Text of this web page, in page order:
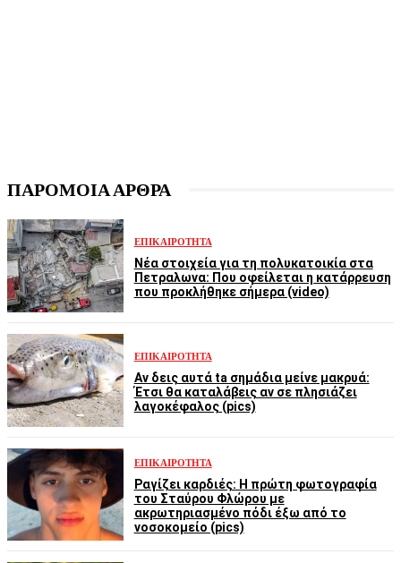
ΠΑΡΟΜΟΙΑ ΑΡΘΡΑ
ΕΠΙΚΑΙΡΌΤΗΤΑ
Νέα στοιχεία για τη πολυκατοικία στα
Πετραλωνα: Που οφείλεται η κατάρρευση
που προκλήθηκε σήμερα (video)
ΕΠΙΚΑΙΡΌΤΗΤΑ
Αν δεις αυτά ta σημάδια μείνε μακρυά:
Έτσι θα καταλάβεις αν σε πλησιάζει
λαγοκέφαλος (pics)
ΕΠΙΚΑΙΡΌΤΗΤΑ
Ραγίζει καρδιές: Η πρώτη φωτογραφία
του Σταύρου Φλώρου με
ακρωτηριασμένο πόδι έξω από το
νοσοκομείο (pics)